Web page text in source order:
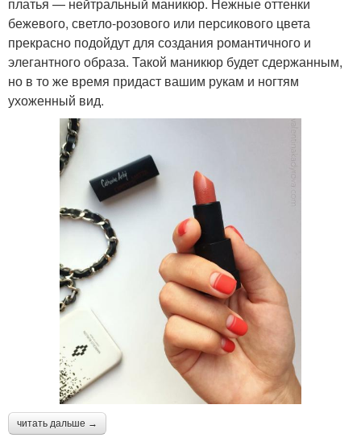
платья — нейтральный маникюр. Нежные оттенки
бежевого, светло-розового или персикового цвета
прекрасно подойдут для создания романтичного и
элегантного образа. Такой маникюр будет сдержанным,
но в то же время придаст вашим рукам и ногтям
ухоженный вид.
читать дальше →